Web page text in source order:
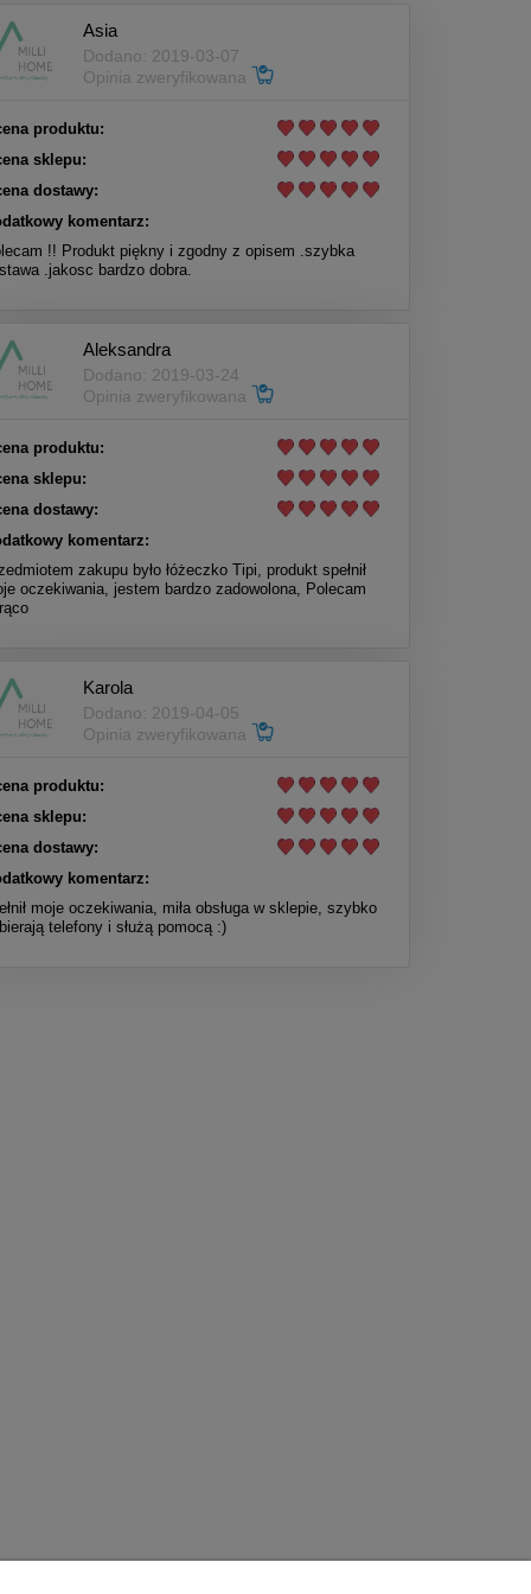
Asia
Dodano: 2019-03-07
Opinia zweryfikowana
produktu:
sklepu:
dostawy:
komentarz:
!! Produkt piękny i zgodny z opisem .szybka
.jakosc bardzo dobra.
Aleksandra
Dodano: 2019-03-24
Opinia zweryfikowana
produktu:
sklepu:
dostawy:
komentarz:
zakupu było łóżeczko Tipi, produkt spełnił
oczekiwania, jestem bardzo zadowolona, Polecam
Karola
Dodano: 2019-04-05
Opinia zweryfikowana
produktu:
sklepu:
dostawy:
komentarz:
moje oczekiwania, miła obsługa w sklepie, szybko
telefony i służą pomocą :)